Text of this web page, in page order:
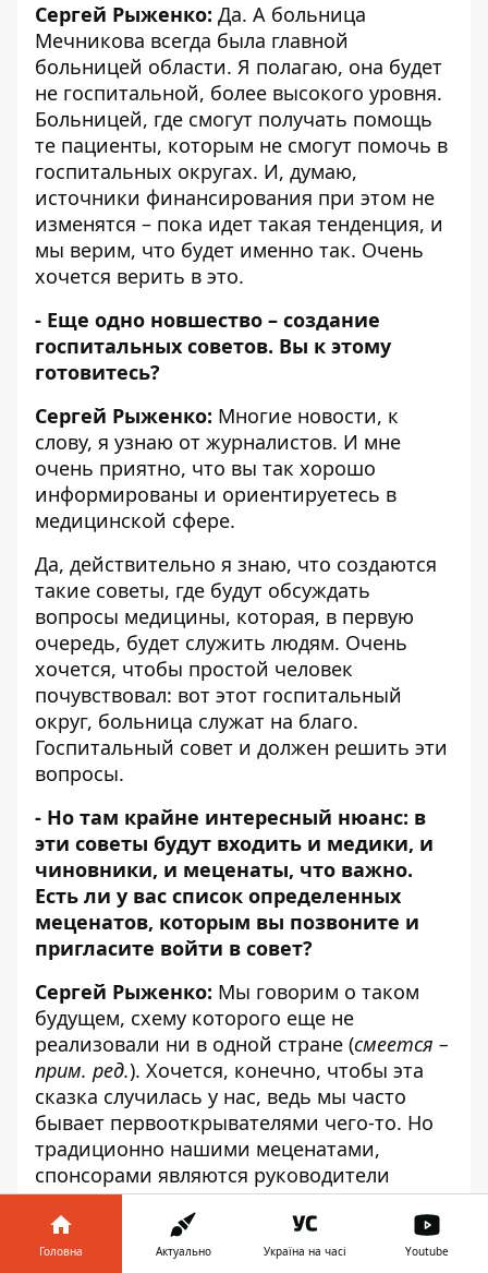
Сергей Рыженко: Да. А больница
Мечникова всегда была главной
больницей области. Я полагаю, она будет
не госпитальной, более высокого уровня.
Больницей, где смогут получать помощь
те пациенты, которым не смогут помочь в
госпитальных округах. И, думаю,
источники финансирования при этом не
изменятся – пока идет такая тенденция, и
мы верим, что будет именно так. Очень
хочется верить в это.
- Еще одно новшество – создание
госпитальных советов. Вы к этому
готовитесь?
Сергей Рыженко: Многие новости, к
слову, я узнаю от журналистов. И мне
очень приятно, что вы так хорошо
информированы и ориентируетесь в
медицинской сфере.
Да, действительно я знаю, что создаются
такие советы, где будут обсуждать
вопросы медицины, которая, в первую
очередь, будет служить людям. Очень
хочется, чтобы простой человек
почувствовал: вот этот госпитальный
округ, больница служат на благо.
Госпитальный совет и должен решить эти
вопросы.
- Но там крайне интересный нюанс: в
эти советы будут входить и медики, и
чиновники, и меценаты, что важно.
Есть ли у вас список определенных
меценатов, которым вы позвоните и
пригласите войти в совет?
Сергей Рыженко: Мы говорим о таком
будущем, схему которого еще не
реализовали ни в одной стране (смеется –
прим. ред.). Хочется, конечно, чтобы эта
сказка случилась у нас, ведь мы часто
бывает первооткрывателями чего-то. Но
традиционно нашими меценатами,
спонсорами являются руководители
министерств, области, бизнесмены,
способные оказывать помощь – как
правило, разовую. И если все они будут
Головна Актуально Україна на часі Youtube